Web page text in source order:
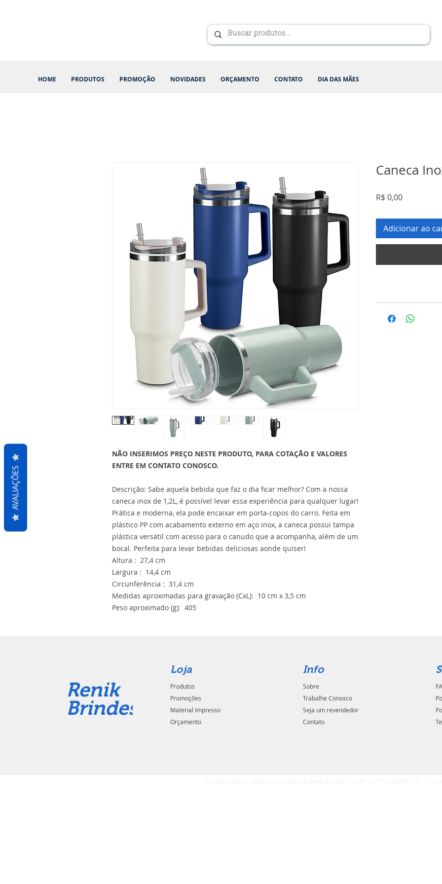
HOME PRODUTOS PROMOÇÃO NOVIDADES ORÇAMENTO CONTATO DIA DAS MÃES
NÃO INSERIMOS PREÇO NESTE PRODUTO, PARA COTAÇÃO E VALORES
ENTRE EM CONTATO CONOSCO.
Descrição: Sabe aquela bebida que faz o dia ficar melhor? Com a nossa
caneca inox de 1,2L, é possível levar essa experiência para qualquer lugar!
Prática e moderna, ela pode encaixar em porta-copos do carro. Feita em
plástico PP com acabamento externo em aço inox, a caneca possui tampa
plástica versátil com acesso para o canudo que a acompanha, além de um
bocal. Perfeita para levar bebidas deliciosas aonde quiser!
Altura : 27,4 cm
Largura : 14,4 cm
Circunferência : 31,4 cm
Medidas aproximadas para gravação (CxL): 10 cm x 3,5 cm
Peso aproximado (g): 405
Caneca
R$ 0,00Preço
Adicionar ao
Renik
Brindes
Loja
Produtos
Promoções
Material impresso
Orçamento
Info
Sobre
Trabalhe Conosco
Seja um revendedor
Contato
AVALIAÇÕES